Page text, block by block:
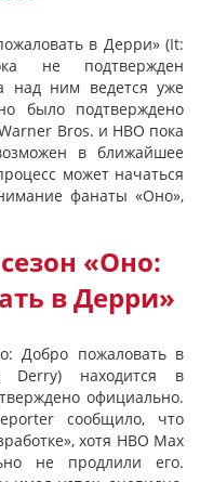
в Дерри» (It:
не подтвержден
над ним ведется уже
было подтверждено
Bros. и HBO пока
в ближайшее
может начаться
фанаты «Оно»,
«Оно:
в Дерри»
Добро пожаловать в
находится в
официально.
сообщило, что
хотя HBO Max
не продлили его.